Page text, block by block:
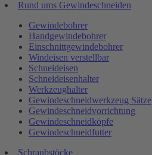
Rund ums Gewindeschneiden
Gewindebohrer
Handgewindebohrer
Einschnittgewindebohrer
Windeisen verstellbar
Schneideisen
Schneideisenhalter
Werkzeughalter
Gewindeschneidwerkzeug Sätze
Gewindeschneidvorrichtung
Gewindeschneidköpfe
Gewindeschneidfutter
Schraubstöcke